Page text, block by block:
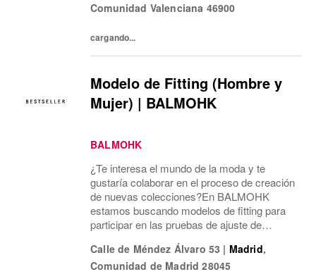
mí...
Comunidad Valenciana 46900
cargando...
Modelo de Fitting (Hombre y
Mujer) | BALMOHK
BALMOHK
¿Te interesa el mundo de la moda y te
gustaría colaborar en el proceso de creación
de nuevas colecciones?En BALMOHK
estamos buscando modelos de fitting para
participar en las pruebas de ajuste de
parte clave del desarrollo de producto y nos
ayudan a...
Calle de Méndez Álvaro 53 | Madrid,
Comunidad de Madrid 28045